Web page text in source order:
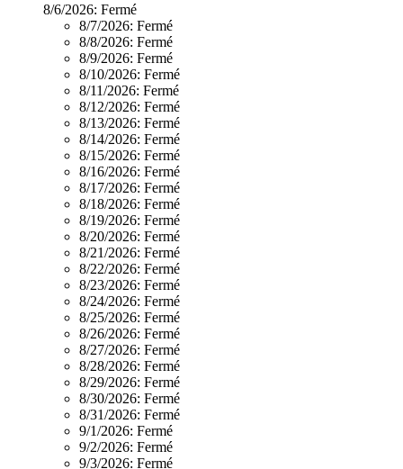
8/6/2026: Fermé
8/7/2026: Fermé
8/8/2026: Fermé
8/9/2026: Fermé
8/10/2026: Fermé
8/11/2026: Fermé
8/12/2026: Fermé
8/13/2026: Fermé
8/14/2026: Fermé
8/15/2026: Fermé
8/16/2026: Fermé
8/17/2026: Fermé
8/18/2026: Fermé
8/19/2026: Fermé
8/20/2026: Fermé
8/21/2026: Fermé
8/22/2026: Fermé
8/23/2026: Fermé
8/24/2026: Fermé
8/25/2026: Fermé
8/26/2026: Fermé
8/27/2026: Fermé
8/28/2026: Fermé
8/29/2026: Fermé
8/30/2026: Fermé
8/31/2026: Fermé
9/1/2026: Fermé
9/2/2026: Fermé
9/3/2026: Fermé